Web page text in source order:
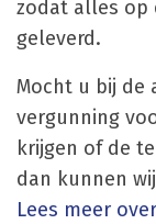
zodat alles op
geleverd.
Mocht u bij de
vergunning
krijgen of de
dan kunnen
Lees meer